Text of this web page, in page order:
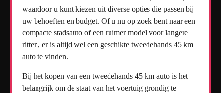
waardoor u kunt kiezen uit diverse opties die passen bij
uw behoeften en budget. Of u nu op zoek bent naar een
compacte stadsauto of een ruimer model voor langere
ritten, er is altijd wel een geschikte tweedehands 45 km
auto te vinden.
Bij het kopen van een tweedehands 45 km auto is het
belangrijk om de staat van het voertuig grondig te